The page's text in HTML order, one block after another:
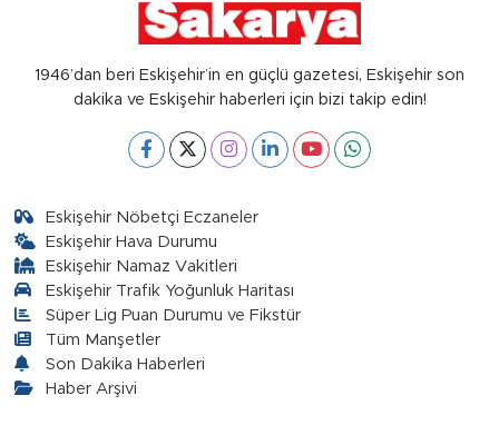
1946’dan beri Eskişehir’in en güçlü gazetesi, Eskişehir son
dakika ve Eskişehir haberleri için bizi takip edin!
Eskişehir Nöbetçi Eczaneler
Eskişehir Hava Durumu
Eskişehir Namaz Vakitleri
Eskişehir Trafik Yoğunluk Haritası
Süper Lig Puan Durumu ve Fikstür
Tüm Manşetler
Son Dakika Haberleri
Haber Arşivi